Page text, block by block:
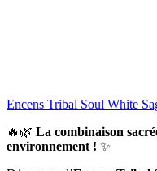
Encens Tribal Soul White
🔥🌿 La combinaison
environnement ! ✨